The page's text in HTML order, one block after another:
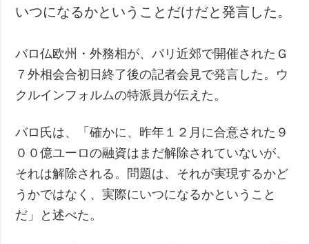
いつになるかということだけだと発言した。
バロ仏欧州・外務相が、パリ近郊で開催されたＧ
７外相会合初日終了後の記者会見で発言した。ウ
クルインフォルムの特派員が伝えた。
バロ氏は、「確かに、昨年１２月に合意された９
００億ユーロの融資はまだ解除されていないが、
それは解除される。問題は、それが実現するかど
うかではなく、実際にいつになるかということ
だ」と述べた。